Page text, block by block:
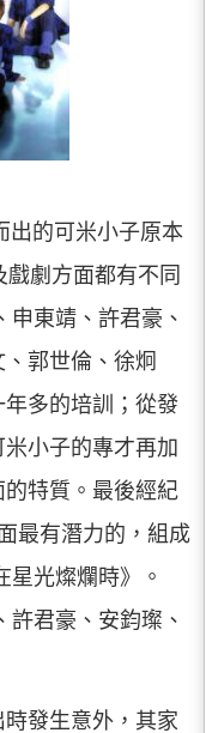
出的可米小子原本
劇方面都有不同
申東靖、許君豪、
郭世倫、徐炯
多的培訓；從發
小子的專才再加
特質。最後經紀
最有潛力的，組成
星光燦爛時》。
許君豪、安鈞璨、
發生意外，其家